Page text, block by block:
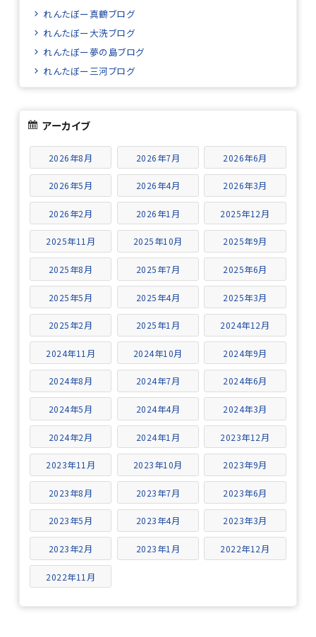
れんたぼー真鶴ブログ
れんたぼー大洗ブログ
れんたぼー夢の島ブログ
れんたぼー三河ブログ
アーカイブ
2026年8月 2026年7月 2026年6月
2026年5月 2026年4月 2026年3月
2026年2月 2026年1月 2025年12月
2025年11月 2025年10月 2025年9月
2025年8月 2025年7月 2025年6月
2025年5月 2025年4月 2025年3月
2025年2月 2025年1月 2024年12月
2024年11月 2024年10月 2024年9月
2024年8月 2024年7月 2024年6月
2024年5月 2024年4月 2024年3月
2024年2月 2024年1月 2023年12月
2023年11月 2023年10月 2023年9月
2023年8月 2023年7月 2023年6月
2023年5月 2023年4月 2023年3月
2023年2月 2023年1月 2022年12月
2022年11月